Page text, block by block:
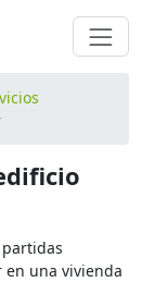
en una vivienda